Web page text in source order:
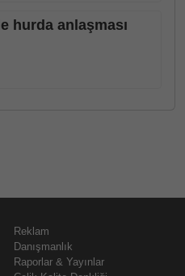
hurda anlaşması
Reklam
Danışmanlık
Raporlar & Yayınlar